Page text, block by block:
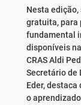
Nesta
gratuita, para
fundamental
disponíveis
CRASAldi
Secretário de
Eder,
o